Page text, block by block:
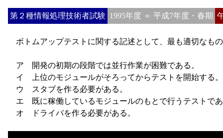
第２種情報処理技術者試験 1995年度 ＝ 平成7年度・春期
ボトムアップテストに関する記述として、最も適切なも
ア 開発の初期の段階では並行作業が困難である。
イ
上位のモジュールがそろってからテストを開始する。
ウ
スタブを作る必要がある。
エ 既に稼働しているモジュールのもとで行うテストで
オ ドライバを作る必要がある。